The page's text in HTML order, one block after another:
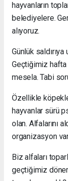
hayvanların
belediyelere.
alıyoruz.
Günlük
Geçtiğimiz hafta
mesela. Tabi
Özellikle
hayvanlar sürü
olan. Alfalarını
organizasyon
Biz alfaları
geçtiğimiz